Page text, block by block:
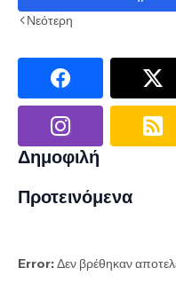
Νεότερη
Δημοφιλή
Προτεινόμενα
Error:Δεν βρέθηκαν